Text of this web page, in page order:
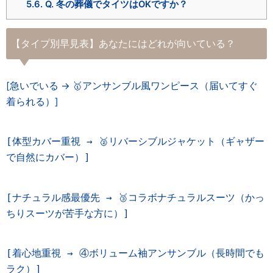
5.6. Q. 冬の葬儀でタイツはOKですか？
【タイプ別早見表】あなたにはどれが向いている？
[急いでいる → 🥇アンサンブル風ワンピース（届いてすぐ
着られる）]
[体型カバー重視 → 🥈リバーシブルジャケット（ギャザー
で自然にカバー）]
[ナチュラル感最優先 → 🥉コラボナチュラルスーツ（かっ
ちりスーツが苦手な方に）]
[着心地重視 → ④ボリューム袖アンサンブル（長時間でも
ラク）]